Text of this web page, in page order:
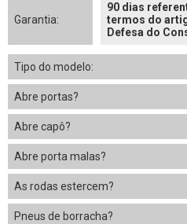
Garantia:
90 dias
termos do
Defesa do
Tipo do modelo:
Abre portas?
Abre capô?
Abre porta malas?
As rodas estercem?
Pneus de borracha?